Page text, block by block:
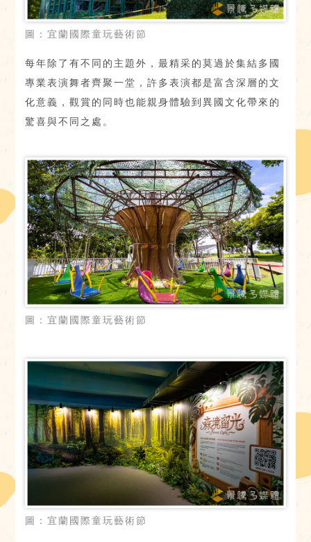
圖：宜蘭國際童玩藝術節
每年除了有不同的主題外，最精采的莫過於集結多國
專業表演舞者齊聚一堂，許多表演都是富含深層的文
化意義，觀賞的同時也能親身體驗到異國文化帶來的
驚喜與不同之處。
圖：宜蘭國際童玩藝術節
圖：宜蘭國際童玩藝術節